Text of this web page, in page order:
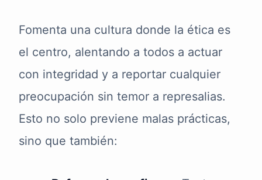
Fomenta una cultura donde la ética es
el centro, alentando a todos a actuar
con integridad y a reportar cualquier
preocupación sin temor a represalias.
Esto no solo previene malas prácticas,
sino que también: